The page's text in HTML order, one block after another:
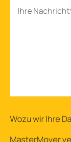
Wozu wir Ihre
MasterMover